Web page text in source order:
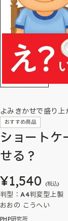
よみきかせで盛り
おすすめ商品
ショートケ
せる？
¥1,540 (税込)
判型：A4判変型上製
おおの こうへい
PHP研究所